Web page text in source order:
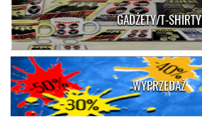
GADŻETY/T-SHIRTY
WYPRZEDAŻ